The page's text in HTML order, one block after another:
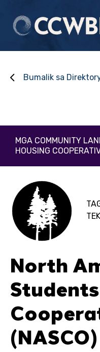
Bumalik sa
MGA COMMUNITY
HOUSING
North
(NASCO)